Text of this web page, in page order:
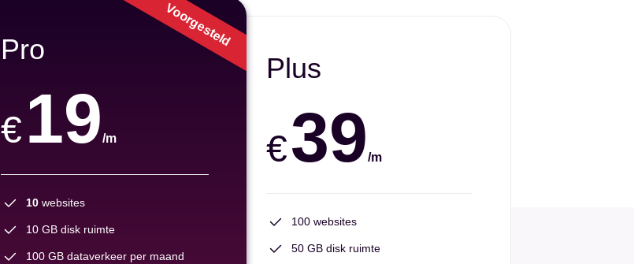
Voorgesteld
Pro
€19/m
10 websites
10 GB disk ruimte
100 GB dataverkeer per maand
Plus
€39/m
100 websites
50 GB disk ruimte